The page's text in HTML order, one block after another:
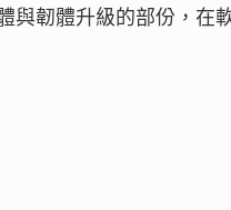
與韌體升級的部份，在